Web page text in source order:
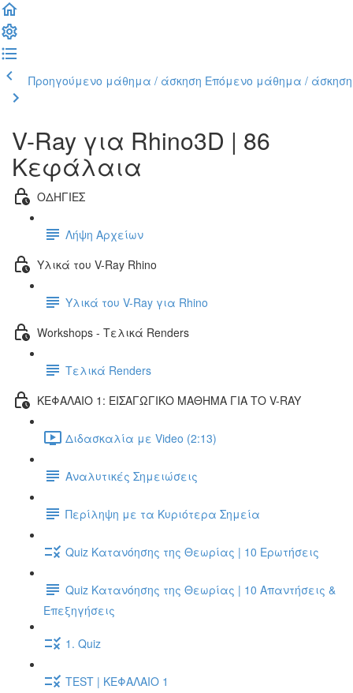
Προηγούμενο μάθημα / άσκηση Επόμενο μάθημα / άσκηση
V-Ray για Rhino3D | 86
Κεφάλαια
ΟΔΗΓΙΕΣ
Λήψη Αρχείων
Υλικά του V-Ray Rhino
Υλικά του V-Ray για Rhino
Workshops - Τελικά Renders
Τελικά Renders
ΚΕΦΑΛΑΙΟ 1: ΕΙΣΑΓΩΓΙΚΟ ΜΑΘΗΜΑ ΓΙΑ ΤΟ V-RAY
Διδασκαλία με Video (2:13)
Αναλυτικές Σημειώσεις
Περίληψη με τα Κυριότερα Σημεία
Quiz Κατανόησης της Θεωρίας | 10 Ερωτήσεις
Quiz Κατανόησης της Θεωρίας | 10 Απαντήσεις &
Επεξηγήσεις
1. Quiz
TEST | ΚΕΦΑΛΑΙΟ 1